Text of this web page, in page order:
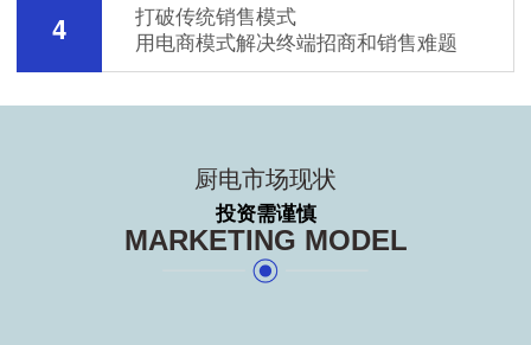
4
打破传统销售模式
用电商模式解决终端招商和销售难题
厨电市场现状
投资需谨慎
MARKETING MODEL